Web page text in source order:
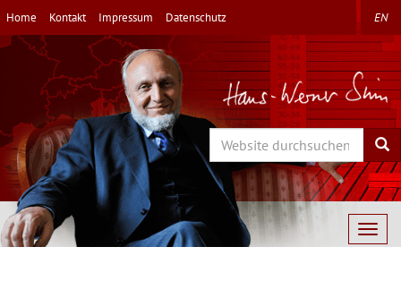
Direkt
zum
Inhalt
Home Kontakt Impressum Datenschutz EN
Search